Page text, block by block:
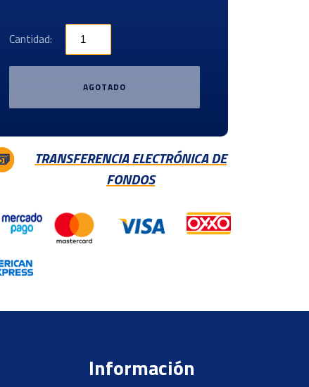
Cantidad:
AGOTADO
TRANSFERENCIA ELECTRÓNICA DE
FONDOS
Información